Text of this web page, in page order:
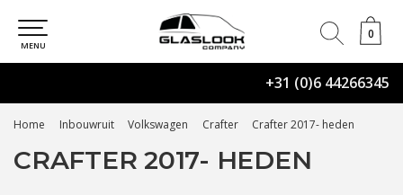
+31 (0)6 44266345
0
0
MENU
Home Inbouwruit Volkswagen Crafter Crafter 2017- heden
CRAFTER 2017- HEDEN